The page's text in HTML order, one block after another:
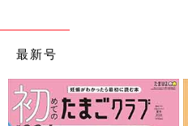
最新号